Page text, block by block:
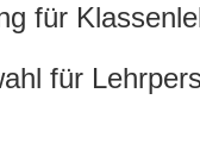
für
für